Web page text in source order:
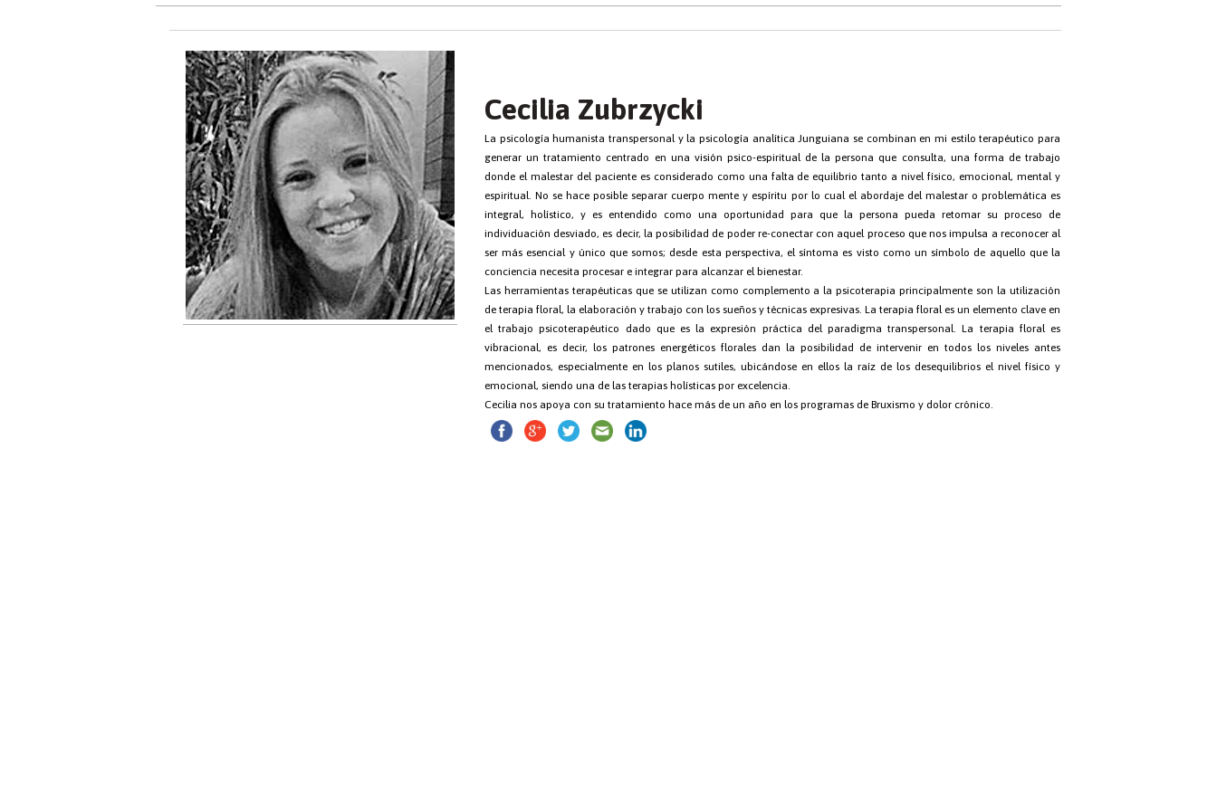
Cecilia Zubrzycki
La psicología humanista transpersonal y la psicología analítica Junguiana se combinan en mi estilo terapéutico para
generar un tratamiento centrado en una visión psico-espiritual de la persona que consulta, una forma de trabajo
donde el malestar del paciente es considerado como una falta de equilibrio tanto a nivel físico, emocional, mental y
espiritual. No se hace posible separar cuerpo mente y espíritu por lo cual el abordaje del malestar o problemática es
integral, holístico, y es entendido como una oportunidad para que la persona pueda retomar su proceso de
individuación desviado, es decir, la posibilidad de poder re-conectar con aquel proceso que nos impulsa a reconocer al
ser más esencial y único que somos; desde esta perspectiva, el síntoma es visto como un símbolo de aquello que la
conciencia necesita procesar e integrar para alcanzar el bienestar.
Las herramientas terapéuticas que se utilizan como complemento a la psicoterapia principalmente son la utilización
de terapia floral, la elaboración y trabajo con los sueños y técnicas expresivas. La terapia floral es un elemento clave en
el trabajo psicoterapéutico dado que es la expresión práctica del paradigma transpersonal. La terapia floral es
vibracional, es decir, los patrones energéticos florales dan la posibilidad de intervenir en todos los niveles antes
mencionados, especialmente en los planos sutiles, ubicándose en ellos la raíz de los desequilibrios el nivel físico y
emocional, siendo una de las terapias holísticas por excelencia.
Cecilia nos apoya con su tratamiento hace más de un año en los programas de Bruxismo y dolor crónico.